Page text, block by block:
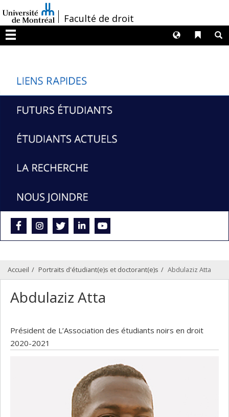
au
contenu
/Faculté de droit
Menu
Liens
Langues
Accueil Portraits d'étudiant(e)s et doctorant(e)s Abdulaziz Atta
Abdulaziz Atta
Président de L’Association des étudiants noirs en droit
2020-2021